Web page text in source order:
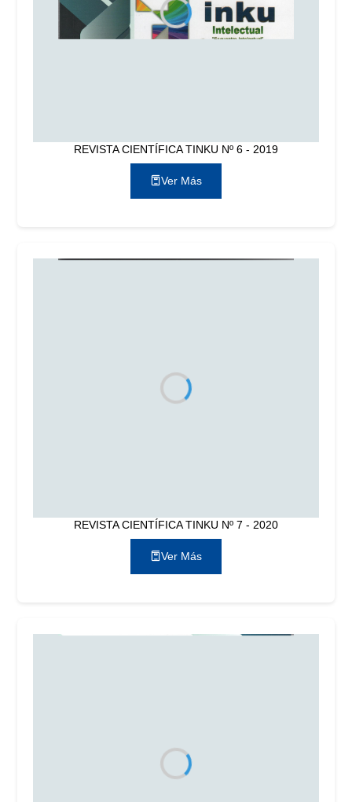
REVISTA CIENTÍFICA TINKU Nº 6 - 2019
Ver Más
REVISTA CIENTÍFICA TINKU Nº 7 - 2020
Ver Más